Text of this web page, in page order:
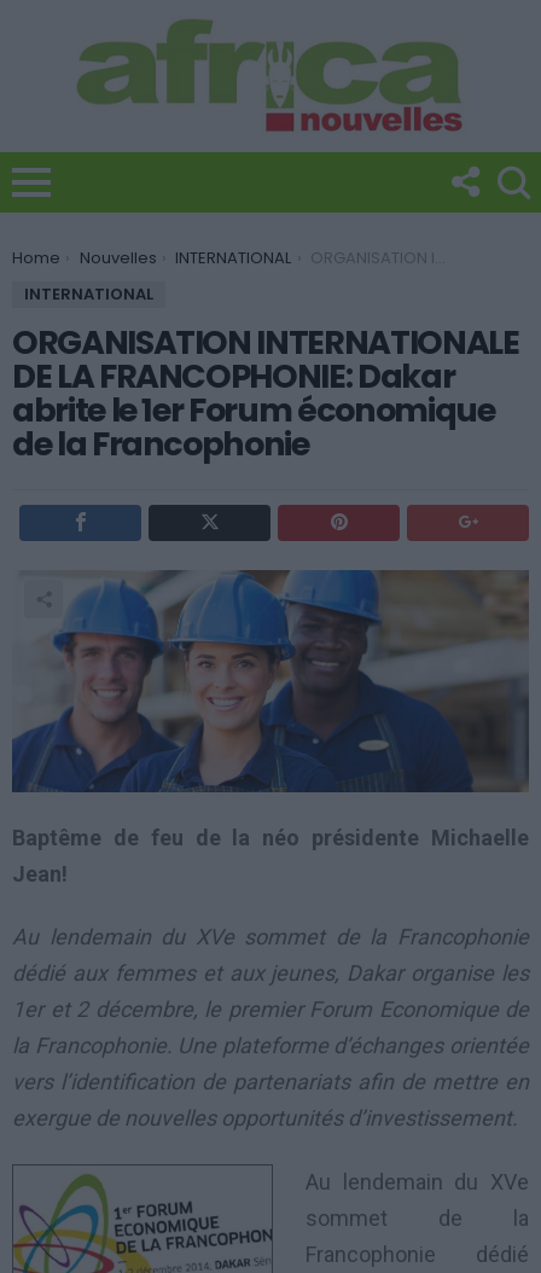
You are here:
Home Nouvelles INTERNATIONAL
ORGANISATION INTERNATIONALE DE LA FRANCOPHONIE: Dakar abrite le 1er Forum économique de la Francophonie
INTERNATIONAL
ORGANISATION INTERNATIONALE
DE LA FRANCOPHONIE: Dakar
abrite le 1er Forum économique
de la Francophonie
Baptême de feu de la néo présidente Michaelle
Jean!
Au lendemain du XVe sommet de la Francophonie
dédié aux femmes et aux jeunes, Dakar organise les
1er et 2 décembre, le premier Forum Economique de
la Francophonie. Une plateforme d’échanges orientée
vers l’identification de partenariats afin de mettre en
exergue de nouvelles opportunités d’investissement.
Au lendemain du XVe
sommet de la
Francophonie dédié